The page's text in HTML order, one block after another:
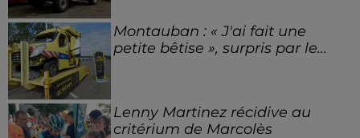
Montauban : « J'ai fait une
petite bêtise », surpris par le...
Lenny Martinez récidive au
critérium de Marcolès